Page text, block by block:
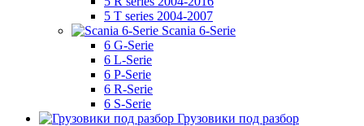
5 T series 2004-2007
Scania 6-Serie
6 G-Serie
6 L-Serie
6 P-Serie
6 R-Serie
6 S-Serie
Грузовики под разбор